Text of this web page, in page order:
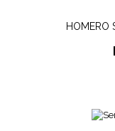
HOMERO